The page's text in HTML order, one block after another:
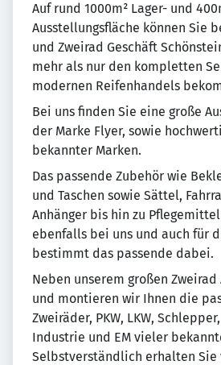
Auf rund 1000m² Lager- und
Ausstellungsfläche können Sie
und Zweirad Geschäft
mehr als nur den kompletten
modernen Reifenhandels
Bei uns finden Sie eine große
der Marke Flyer, sowie
bekannter Marken.
Das passende Zubehör wie
und Taschen sowie Sättel,
Anhänger bis hin zu
ebenfalls bei uns und auch für
bestimmt das passende dabei.
Neben unserem großen
und montieren wir Ihnen die
Zweiräder, PKW, LKW,
Industrie und EM vieler
Selbstverständlich erhalten Sie